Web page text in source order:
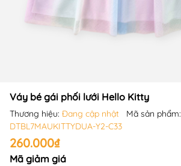
Váy bé gái phối lưới Hello Kitty
Thương hiệu: Đang cập nhật
Mã sản phẩm:
DTBL7MAUKITTYDUA-Y2-C33
260.000₫
Mã giảm giá